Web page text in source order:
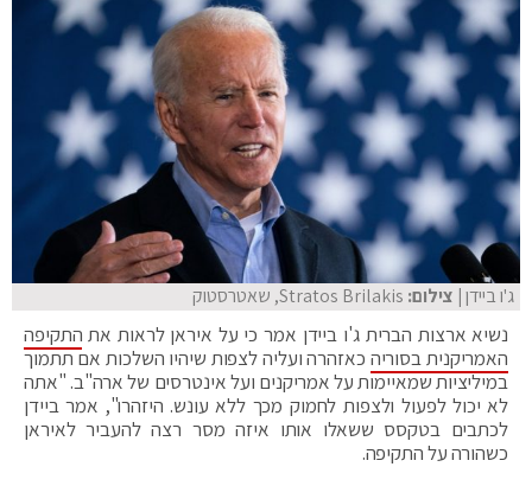
ג'ו ביידן| צילום: Stratos Brilakis, שאטרסטוק
נשיא ארצות הברית ג'ו ביידן אמר כי על איראן לראות את התקיפה
האמריקנית בסוריה כאזהרה ועליה לצפות שיהיו השלכות אם תתמוך
במיליציות שמאיימות על אמריקנים ועל אינטרסים של ארה"ב. "אתה
לא יכול לפעול ולצפות לחמוק מכך ללא עונש. היזהרו", אמר ביידן
לכתבים בטקסס ששאלו אותו איזה מסר רצה להעביר לאיראן
כשהורה על התקיפה.